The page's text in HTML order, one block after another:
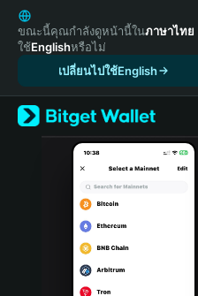
English
日本語
Tiếng Việt
Español (Latinoamérica)
Türkçe
Italiano
Português (Portugal)
Bahasa Indonesia
ขณะนี้คุณกำลังดูหน้านี้ในภาษาไทย
ใช้Englishหรือไม่
เปลี่ยนไปใช้English